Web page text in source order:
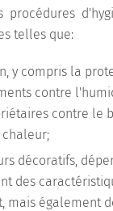
procédures
telles que:
y compris la
contre
contre le
chaleur;
décoratifs,
des
mais également